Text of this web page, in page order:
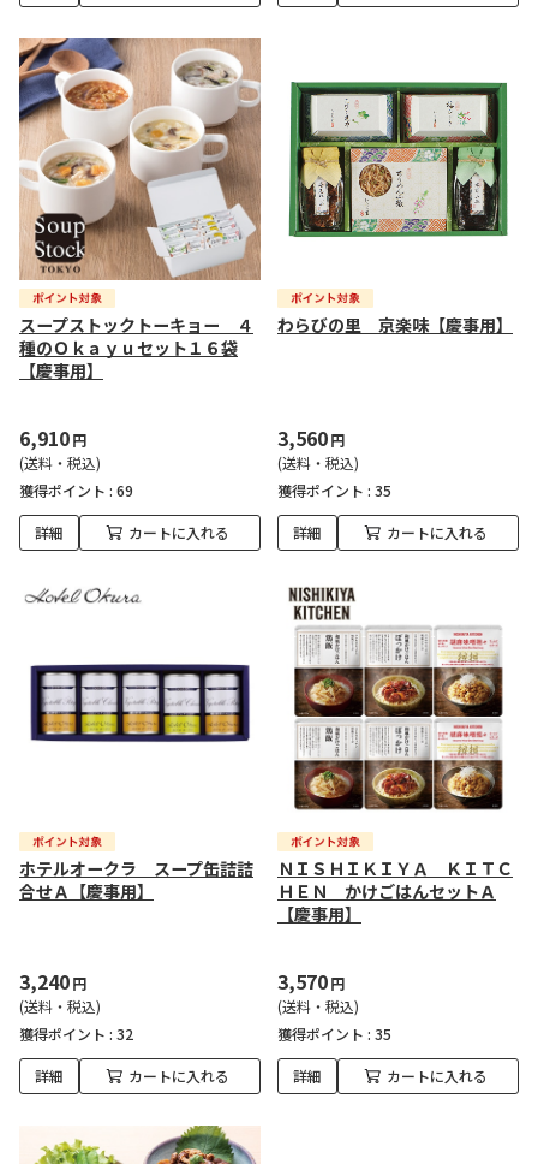
スープストックトーキョー ４
種のＯｋａｙｕセット１６袋
【慶事用】
6,910円
(送料・税込)
獲得ポイント : 69
詳細 カートに入れる
わらびの里 京楽味【慶事用】
3,560円
(送料・税込)
獲得ポイント : 35
詳細 カートに入れる
ホテルオークラ スープ缶詰詰
合せＡ【慶事用】
3,240円
(送料・税込)
獲得ポイント : 32
詳細 カートに入れる
ＮＩＳＨＩＫＩＹＡ ＫＩＴＣ
ＨＥＮ かけごはんセットＡ
【慶事用】
3,570円
(送料・税込)
獲得ポイント : 35
詳細 カートに入れる